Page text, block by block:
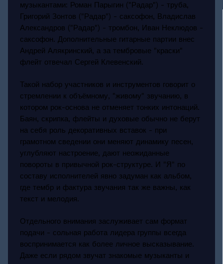
музыкантами: Роман Парыгин ("Радар") - труба,
Григорий Зонтов ("Радар") - саксофон, Владислав
Александров ("Радар") - тромбон, Иван Неклюдов -
саксофон. Дополнительные гитарные партии внес
Андрей Алякринский, а за тембровые "краски"
флейт отвечал Сергей Клевенский.
Такой набор участников и инструментов говорит о
стремлении к объёмному, "живому" звучанию, в
котором рок-основа не отменяет тонких интонаций.
Баян, скрипка, флейты и духовые обычно не берут
на себя роль декоративных вставок - при
грамотном сведении они меняют динамику песен,
углубляют настроение, дают неожиданные
повороты в привычной рок-структуре. И "Я" по
составу исполнителей явно задуман как альбом,
где тембр и фактура звучания так же важны, как
текст и мелодия.
Отдельного внимания заслуживает сам формат
подачи - сольная работа лидера группы всегда
воспринимается как более личное высказывание.
Даже если рядом звучат знакомые музыканты и